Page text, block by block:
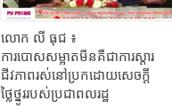
លោក លី ធុជ ៖
ការបោសសម្អាតមីនគឺជាការស្តារ
ជីវភាពរស់នៅប្រកដោយសេចក្តី
ថ្លៃថ្នូររបស់ប្រជាពលរដ្ឋ